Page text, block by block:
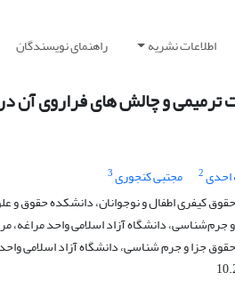
اطلاعات نشریه راهنمای نویسندگان
ترمیمی و چالش های فراروی آن
احدی2 مجتبی کنجوری3
کیفری اطفال و نوجوانان، دانشکده حقوق و
دانشگاه آزاد اسلامی واحد مراغه،
جزا و جرم شناسی، دانشگاه آزاد اسلامی واحد